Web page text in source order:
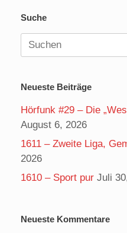
Suche
Suchen
nach:
Neueste Beiträge
Hörfunk #29 – Die
August 6, 2026
1611 – Zweite Liga,
2026
1610 – Sport pur Juli
Neueste Kommentare